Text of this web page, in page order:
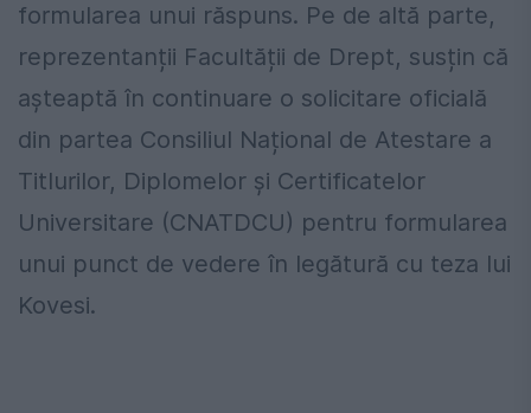
formularea unui răspuns. Pe de altă parte,
reprezentanții Facultății de Drept, susțin că
așteaptă în continuare o solicitare oficială
din partea Consiliul Național de Atestare a
Titlurilor, Diplomelor și Certificatelor
Universitare (CNATDCU) pentru formularea
unui punct de vedere în legătură cu teza lui
Kovesi.